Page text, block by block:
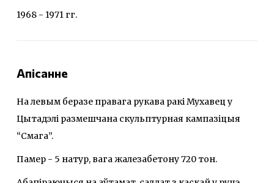
1968 - 1971 гг.
Апісанне
На левым беразе правага рукава ракі Мухавец у
Цытадэлі размешчана скульптурная кампазіцыя
“Смага”.
Памер - 5 натур, вага жалезабетону 720 тон.